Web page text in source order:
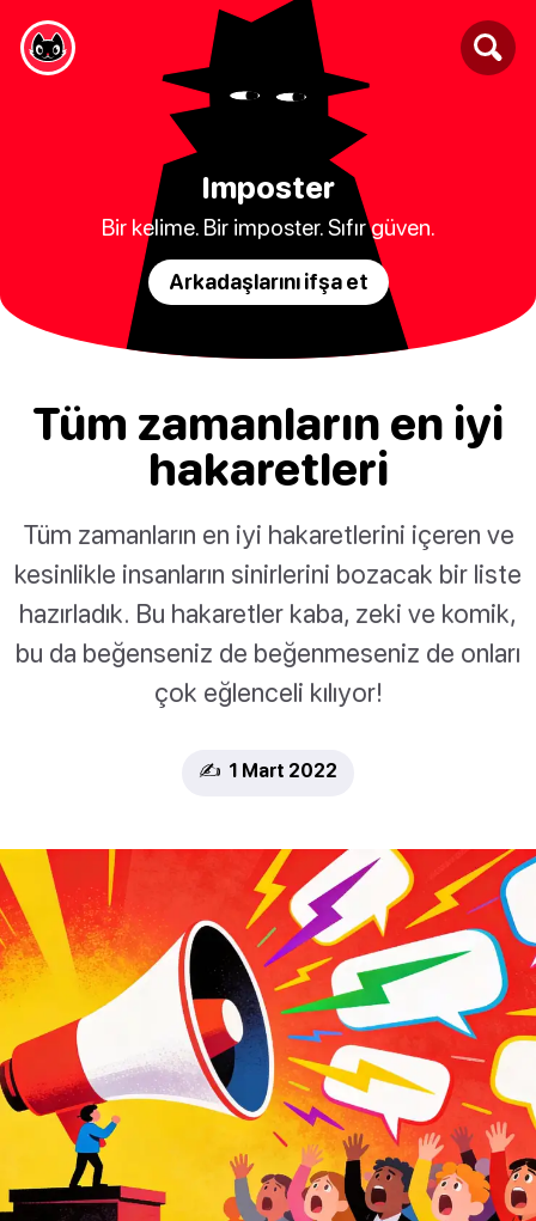
Imposter
Bir kelime. Bir imposter. Sıfır güven.
Arkadaşlarını ifşa et
Tüm zamanların en iyi
hakaretleri
Tüm zamanların en iyi hakaretlerini içeren ve
kesinlikle insanların sinirlerini bozacak bir liste
hazırladık. Bu hakaretler kaba, zeki ve komik,
bu da beğenseniz de beğenmeseniz de onları
çok eğlenceli kılıyor!
✍️ 1 Mart 2022